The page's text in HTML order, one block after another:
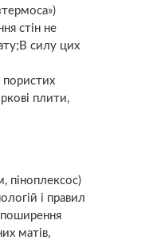
стін не
силу цих
пористих
плити,
піноплексос)
і правил
матів,